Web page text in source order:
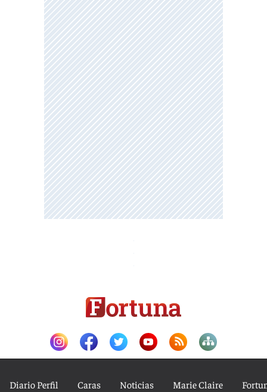
Diario Perfil Caras Noticias Marie Claire